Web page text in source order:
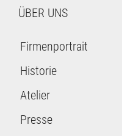
ÜBER UNS
Firmenportrait
Historie
Atelier
Presse